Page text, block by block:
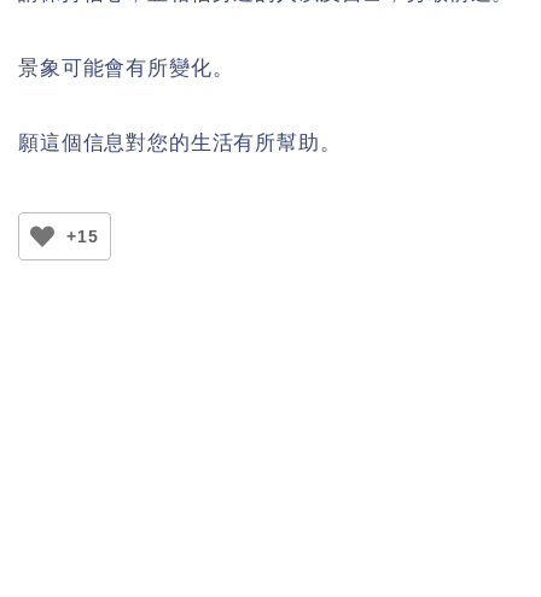
景象可能會有所變化。
願這個信息對您的生活有所幫助。
+15